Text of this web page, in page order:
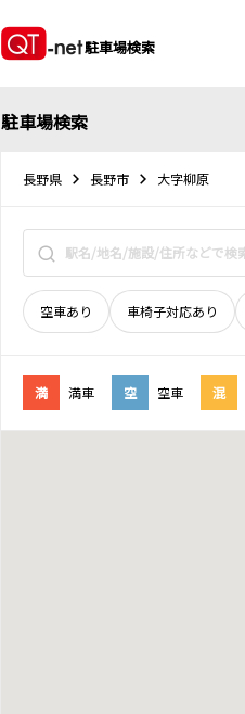
駐車場検索
駐車場検索
長野県 長野市 大字柳原
空車あり 車椅子対応あり
満 満車 空 空車 混